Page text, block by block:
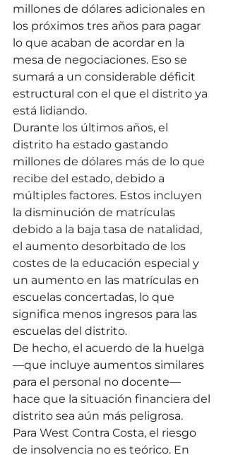
millones de dólares adicionales en
los próximos tres años para pagar
lo que acaban de acordar en la
mesa de negociaciones. Eso se
sumará a un considerable déficit
estructural con el que el distrito ya
está lidiando.
Durante los últimos años, el
distrito ha estado gastando
millones de dólares más de lo que
recibe del estado, debido a
múltiples factores. Estos incluyen
la disminución de matrículas
debido a la baja tasa de natalidad,
el aumento desorbitado de los
costes de la educación especial y
un aumento en las matrículas en
escuelas concertadas, lo que
significa menos ingresos para las
escuelas del distrito.
De hecho, el acuerdo de la huelga
—que incluye aumentos similares
para el personal no docente—
hace que la situación financiera del
distrito sea aún más peligrosa.
Para West Contra Costa, el riesgo
de insolvencia no es teórico. En